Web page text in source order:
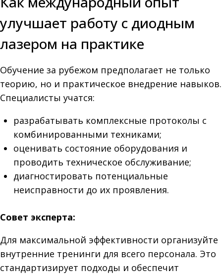
улучшает работу с диодным
лазером на практике
Обучение за рубежом предполагает не только
теорию, но и практическое внедрение навыков.
Специалисты учатся:
разрабатывать комплексные протоколы с
комбинированными техниками;
оценивать состояние оборудования и
проводить техническое обслуживание;
диагностировать потенциальные
неисправности до их проявления.
Совет эксперта:
Для максимальной эффективности организуйте
внутренние тренинги для всего персонала. Это
стандартизирует подходы и обеспечит